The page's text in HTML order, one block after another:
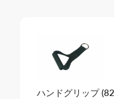
ハンドグリップ